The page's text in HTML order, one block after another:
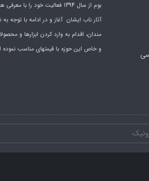
بوم از سال 1394 فعالیت خود را با
آثار ناب ایشان آغاز و در ادامه با توجه به
مندان، اقدام به وارد کردن ابزارها و
و خاص این حوزه با قیمتهای مناسب